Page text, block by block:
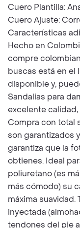
Cuero Plantilla:
Cuero Ajuste:
Características
Hecho en
compre
buscas está en el
disponible y,
Sandalias para
excelente
Compra con total
son garantizados
garantiza que la
obtienes. Ideal
poliuretano (es
más cómodo) su
máxima
inyectada
tendones del pie